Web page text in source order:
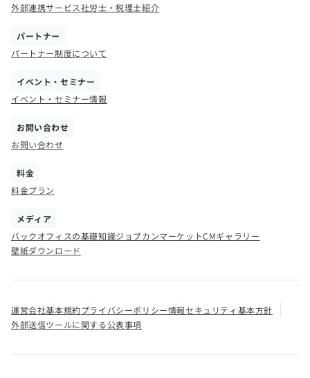
外部連携サービス社労士・税理士紹介
パートナー
パートナー制度について
イベント・セミナー
イベント・セミナー情報
お問い合わせ
お問い合わせ
料金
料金プラン
メディア
バックオフィスの基礎知識ジョブカンマーケットCMギャラリー
壁紙ダウンロード
運営会社基本規約プライバシーポリシー情報セキュリティ基本方針
外部送信ツールに関する公表事項